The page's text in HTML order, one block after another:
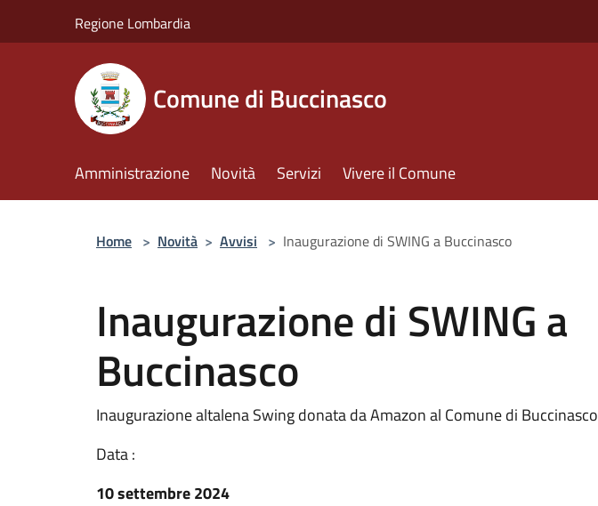
Regione Lombardia
Comune di Buccinasco
Amministrazione Novità Servizi Vivere il Comune
Home > Novità > Avvisi > Inaugurazione di SWING a Buccinasco
Inaugurazione di SWING a
Buccinasco
Inaugurazione altalena Swing donata da Amazon al Comune di Buccinasco
Data :
10 settembre 2024